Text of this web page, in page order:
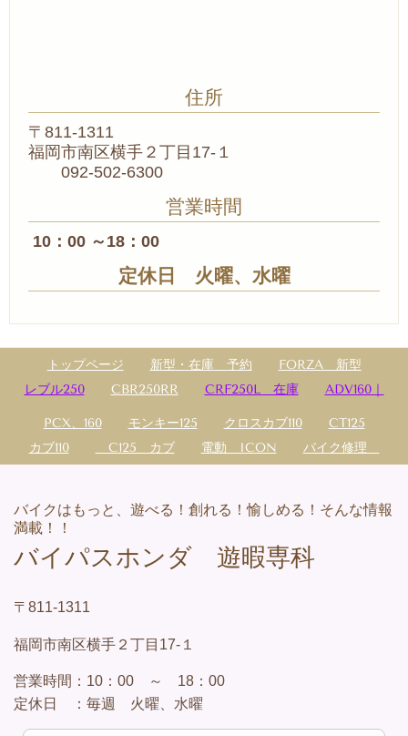
住所
〒811-1311
福岡市南区横手２丁目17-１
092-502-6300
営業時間
10：00 ～18：00
定休日 火曜、水曜
トップページ 新型・在庫 予約
FORZA 新型
レブル250
CBR250RR CRF250L 在庫 ADV160｜
PCX、160 モンキー125 クロスカブ110
CT125
カブ110
C125 カブ 電動 ICON バイク修理
バイクはもっと、遊べる！創れる！愉しめる！そんな情報
満載！！
バイパスホンダ 遊暇専科
〒811-1311
福岡市南区横手２丁目17-１
営業時間： 10：00 ～ 18：00
定休日 ： 毎週 火曜、水曜